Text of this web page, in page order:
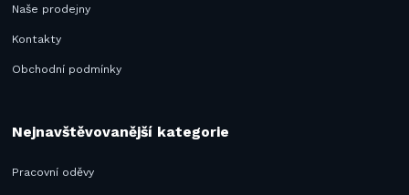
Naše prodejny
Kontakty
Obchodní podmínky
Nejnavštěvovanější kategorie
Pracovní oděvy